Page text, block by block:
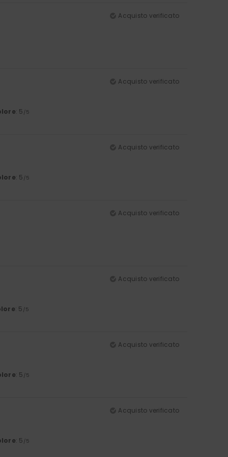
Acquisto verificato
Acquisto verificato
: 5 /5
Acquisto verificato
: 5 /5
Acquisto verificato
Acquisto verificato
: 5 /5
Acquisto verificato
: 5 /5
Acquisto verificato
: 5 /5